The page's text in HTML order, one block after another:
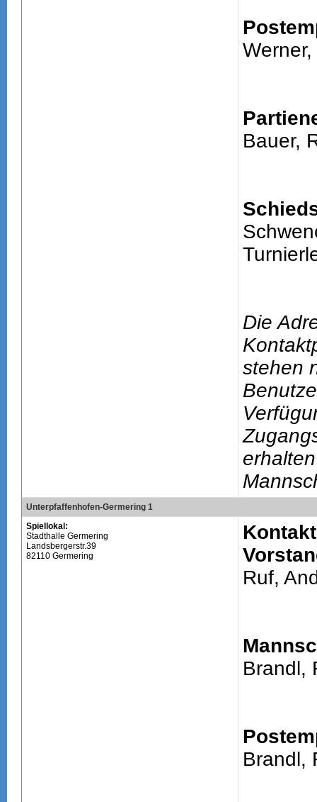
Bauer,
Die
stehen
Unterpfaffenhofen-Germering 1
Spiellokal:
Stadthalle Germering
Landsbergerstr.39
82110 Germering
Ruf,
Brandl,
Brandl,